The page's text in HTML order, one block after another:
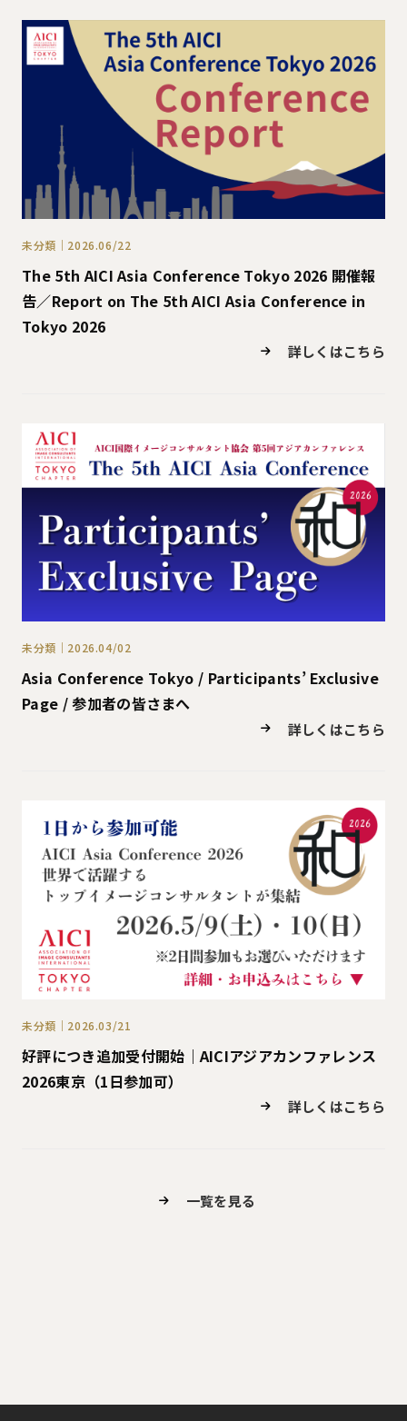
未分類｜2026.06/22
The 5th AICI Asia Conference Tokyo 2026 開催報
告／Report on The 5th AICI Asia Conference in
Tokyo 2026
詳しくはこちら
未分類｜2026.04/02
Asia Conference Tokyo / Participants’ Exclusive
Page / 参加者の皆さまへ
詳しくはこちら
未分類｜2026.03/21
好評につき追加受付開始｜AICIアジアカンファレンス
2026東京（1日参加可）
詳しくはこちら
一覧を見る